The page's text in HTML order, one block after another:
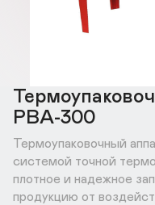
РВА-300
Термоупаковочный
системой точной
плотное и надежное
продукцию от